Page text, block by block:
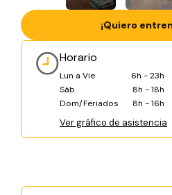
Horario
Lun a Vie
6h - 23h
Sáb
8h - 18h
Dom/Feriados
8h - 16h
Ver gráfico de asistencia
¡Quiero